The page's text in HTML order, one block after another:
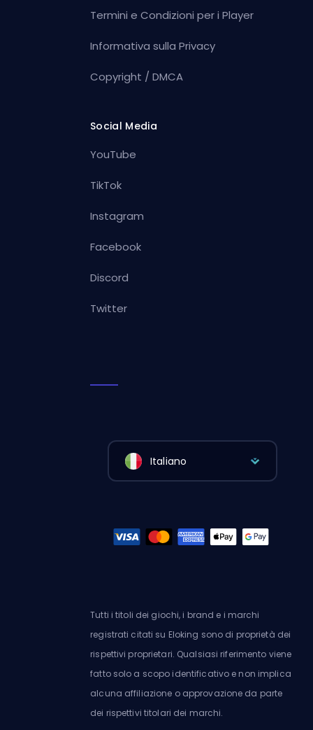
Termini e Condizioni per i Player
Informativa sulla Privacy
Copyright / DMCA
Social Media
YouTube
TikTok
Instagram
Facebook
Discord
Twitter
Italiano
Tutti i titoli dei giochi, i brand e i marchi
registrati citati su Eloking sono di proprietà dei
rispettivi proprietari. Qualsiasi riferimento viene
fatto solo a scopo identificativo e non implica
alcuna affiliazione o approvazione da parte
dei rispettivi titolari dei marchi.